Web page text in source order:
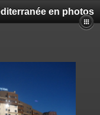
en photos